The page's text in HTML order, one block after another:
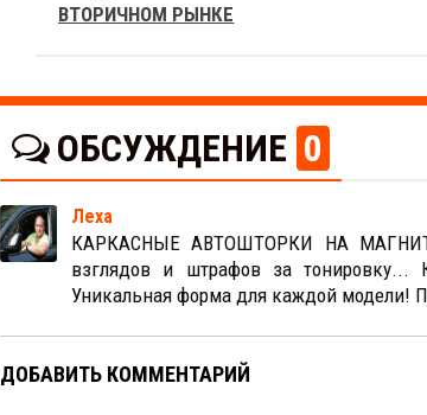
ВТОРИЧНОМ РЫНКЕ
ОБСУЖДЕНИЕ 0
Леха
КАРКАСНЫЕ АВТОШТОРКИ НА
взглядов и штрафов за
Уникальная форма для каждой модели!
ДОБАВИТЬ КОММЕНТАРИЙ